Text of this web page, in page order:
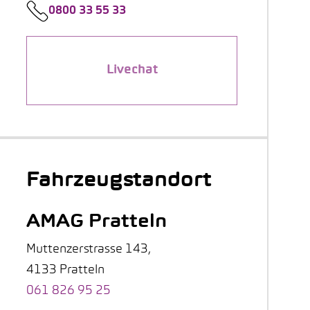
0800 33 55 33
Livechat
Fahrzeugstandort
AMAG Pratteln
Muttenzerstrasse 143,
4133 Pratteln
061 826 95 25